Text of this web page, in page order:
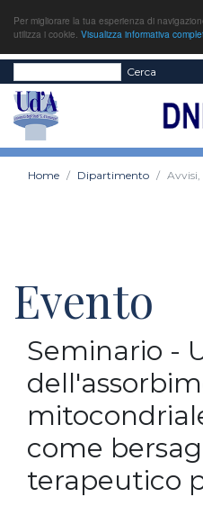
Per migliorare la tua esperienza di
utilizza i cookie. Visualizza informativa
Cerca
Home Dipartimento Avvisi,
Evento
Seminario -
come
terapeutico